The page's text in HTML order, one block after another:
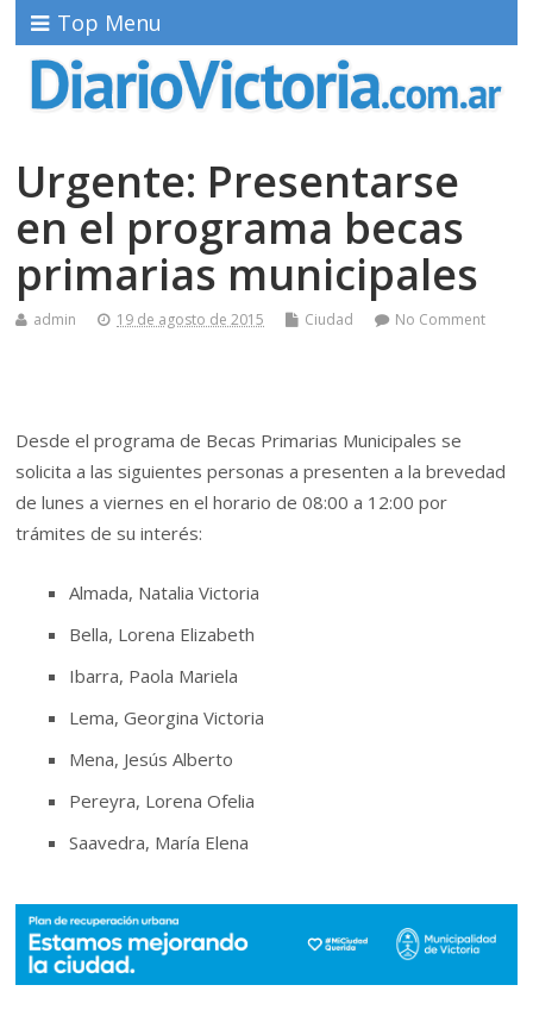
Top Menu
Urgente: Presentarse
en el programa becas
primarias municipales
admin 19 de agosto de 2015 Ciudad No Comment
Desde el programa de Becas Primarias Municipales se
solicita a las siguientes personas a presenten a la brevedad
de lunes a viernes en el horario de 08:00 a 12:00 por
trámites de su interés:
Almada, Natalia Victoria
Bella, Lorena Elizabeth
Ibarra, Paola Mariela
Lema, Georgina Victoria
Mena, Jesús Alberto
Pereyra, Lorena Ofelia
Saavedra, María Elena